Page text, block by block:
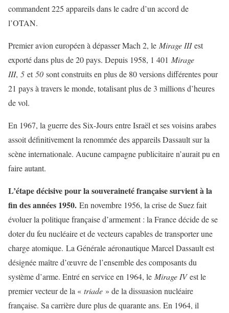
commandent 225 appareils dans le cadre d’un accord de
l’OTAN.
Premier avion européen à dépasser Mach 2, le Mirage IIIest
exporté dans plus de 20 pays. Depuis 1958, 1 401 Mirage
III, 5 et50 sont construits en plus de 80 versions différentes pour
21 pays à travers le monde, totalisant plus de 3 millions d’heures
de vol.
En 1967, la guerre des Six-Jours entre Israël et ses voisins arabes
assoit définitivement la renommée des appareils Dassault sur la
scène internationale. Aucune campagne publicitaire n’aurait pu en
faire autant.
L’étape décisive pour la souveraineté française survient à la
fin des années 1950. En novembre 1956, la crise de Suez fait
évoluer la politique française d’armement : la France décide de se
doter du feu nucléaire et de vecteurs capables de transporter une
charge atomique. La Générale aéronautique Marcel Dassault est
désignée maître d’œuvre de l’ensemble des composants du
système d’arme. Entré en service en 1964, le Mirage IVest le
premier vecteur de la « triade » de la dissuasion nucléaire
française. Sa carrière dure plus de quarante ans. En 1964, il